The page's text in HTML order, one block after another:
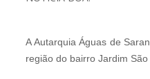
A Autarquia Águas de
região do bairro Jardim São